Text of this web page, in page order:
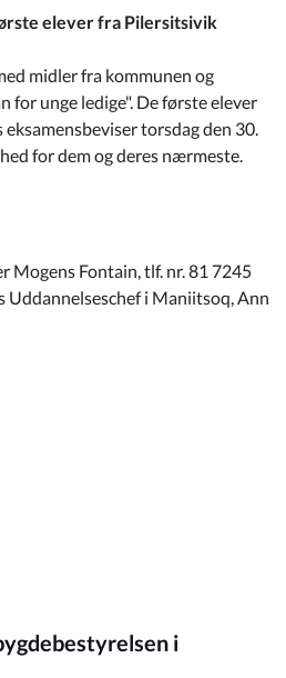
elever fra Pilersitsivik
midler fra kommunen og
for unge ledige". De første elever
torsdag den 30.
for dem og deres nærmeste.
Mogens Fontain, tlf. nr. 81 7245
Uddannelseschef i Maniitsoq, Ann
i